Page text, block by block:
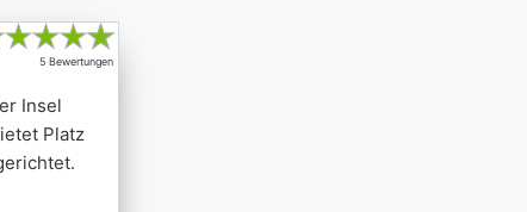
★★★★
5 Bewertungen
Insel
Platz